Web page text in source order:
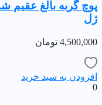
ژل
4,500,000 تومان
افزودن به سبد خرید
0